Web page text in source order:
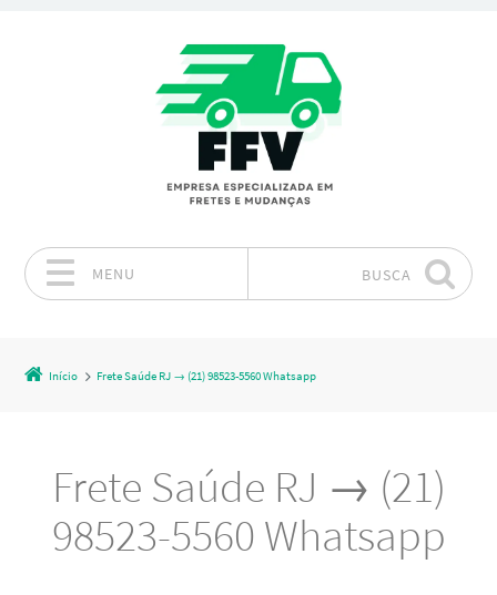
MENU BUSCA
Início Frete Saúde RJ → (21) 98523-5560 Whatsapp
Frete Saúde RJ → (21)
98523-5560 Whatsapp